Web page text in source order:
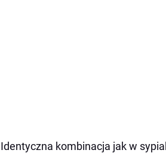
Identyczna kombinacja jak w